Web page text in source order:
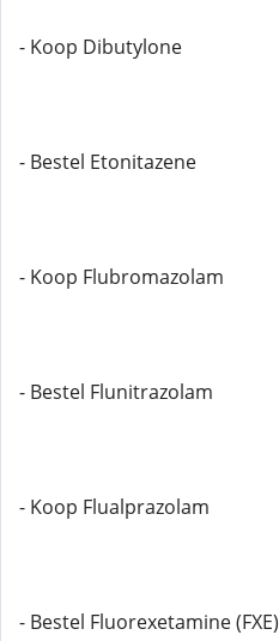
- Koop Dibutylone
- Bestel Etonitazene
- Koop Flubromazolam
- Bestel Flunitrazolam
- Koop Flualprazolam
- Bestel Fluorexetamine (FXE)